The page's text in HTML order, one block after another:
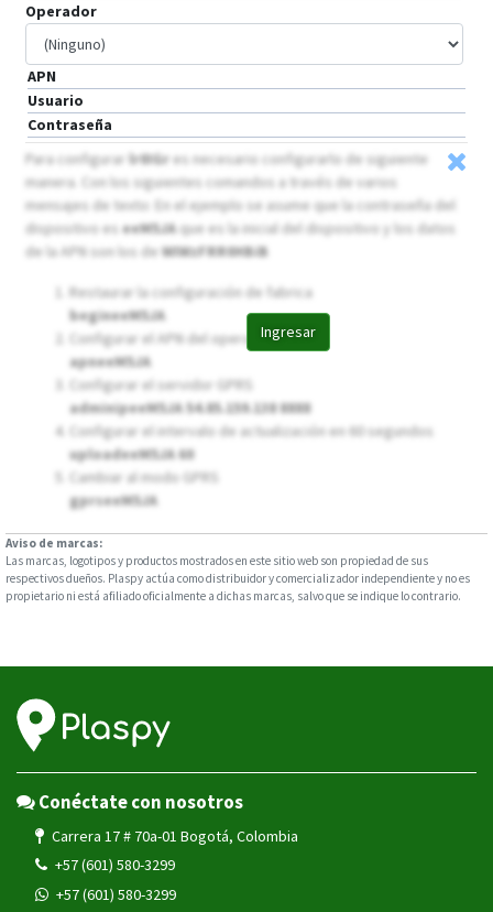
Operador
APN
Usuario
Contraseña
Ingresar
Para configurar lr0IGres necesario configurarlo de siguiente
manera. Con los siguientes comandos a través de varios
mensajes de texto: En el ejemplo se asume que la contraseña del
dispositivo eseeM5JAque es la inicial del dispositivo y los datos
de la APN son los deWIWzFRR0HBiB
Restaurar la configuración de fabrica
begineeM5JA
Configurar el APN del operador
apneeM5JA
Configurar el servidor GPRS
adminipeeM5JA 54.85.159.138 8888
Configurar el intervalo de actualización en 60 segundos
uploadeeM5JA 60
Cambiar al modo GPRS
gprseeM5JA
Aviso de marcas:
Las marcas, logotipos y productos mostrados en este sitio web son propiedad de sus
respectivos dueños. Plaspy actúa como distribuidor y comercializador independiente y no es
propietario ni está afiliado oficialmente a dichas marcas, salvo que se indique lo contrario.
Conéctate con nosotros
Carrera 17 # 70a-01 Bogotá, Colombia
+57 (601) 580-3299
+57 (601) 580-3299